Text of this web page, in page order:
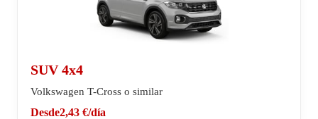
SUV 4x4
Volkswagen T-Cross o similar
Desde2,43 €/día